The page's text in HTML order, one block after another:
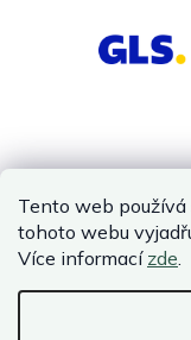
Tento web používá
tohoto webu
Více informací zde.